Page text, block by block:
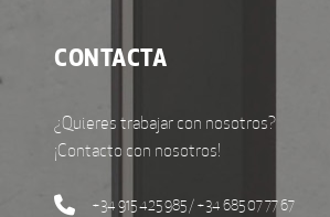
CONTACTA
¿Quieres trabajar con nosotros?
¡Contacto con nosotros!
+34 915 425 985 / +34 685 07 77 67